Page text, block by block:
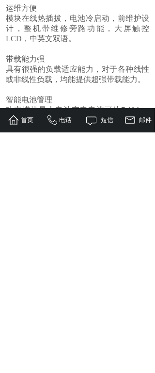
运维方便
模块在线热插拔，电池冷启动，前维护设
计，整机带维修旁路功能，大屏触控
LCD ，中英文双语。
带载能力强
具有很强的负载适应能力，对于各种线性
或非线性负载，均能提供超强带载能力。
智能电池管理
功率模块最大电池充电电流可达7-10A。
充电器采用
DSP控制，参数灵活设置，恒
首页 电话 短信 邮件